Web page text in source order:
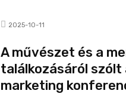
2025-10-11
A művészet és a
találkozásáról szólt
marketing